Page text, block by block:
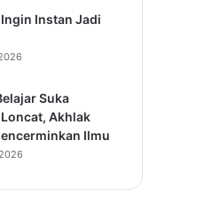
Instan Jadi
Suka
Akhlak
Ilmu